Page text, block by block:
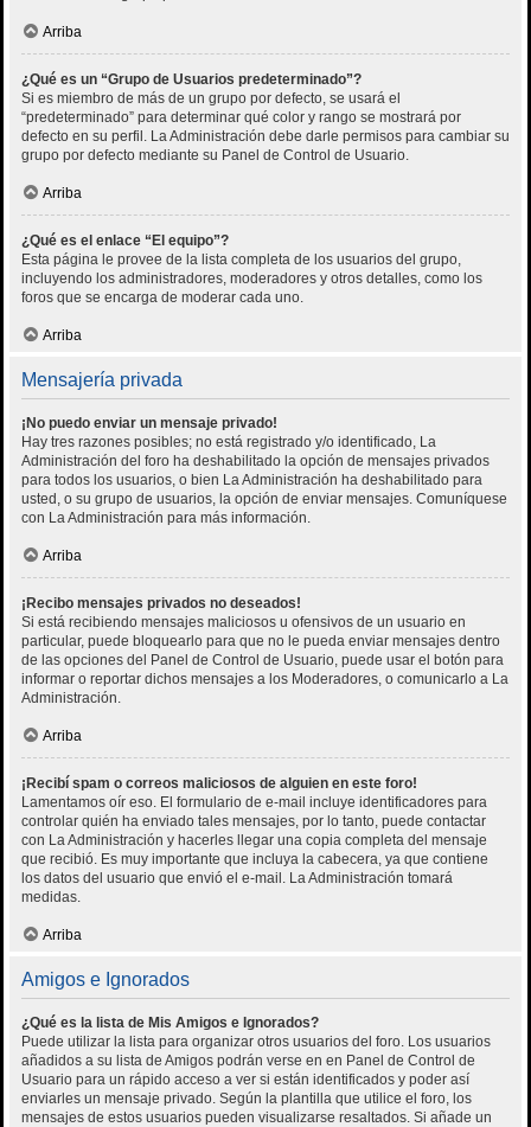
Arriba
¿Qué es un “Grupo de Usuarios predeterminado”?
Si es miembro de más de un grupo por defecto, se usará el
“predeterminado” para determinar qué color y rango se mostrará por
defecto en su perfil. La Administración debe darle permisos para cambiar su
grupo por defecto mediante su Panel de Control de Usuario.
Arriba
¿Qué es el enlace “El equipo”?
Esta página le provee de la lista completa de los usuarios del grupo,
incluyendo los administradores, moderadores y otros detalles, como los
foros que se encarga de moderar cada uno.
Arriba
Mensajería privada
¡No puedo enviar un mensaje privado!
Hay tres razones posibles; no está registrado y/o identificado, La
Administración del foro ha deshabilitado la opción de mensajes privados
para todos los usuarios, o bien La Administración ha deshabilitado para
usted, o su grupo de usuarios, la opción de enviar mensajes. Comuníquese
con La Administración para más información.
Arriba
¡Recibo mensajes privados no deseados!
Si está recibiendo mensajes maliciosos u ofensivos de un usuario en
particular, puede bloquearlo para que no le pueda enviar mensajes dentro
de las opciones del Panel de Control de Usuario, puede usar el botón para
informar o reportar dichos mensajes a los Moderadores, o comunicarlo a La
Administración.
Arriba
¡Recibí spam o correos maliciosos de alguien en este foro!
Lamentamos oír eso. El formulario de e-mail incluye identificadores para
controlar quién ha enviado tales mensajes, por lo tanto, puede contactar
con La Administración y hacerles llegar una copia completa del mensaje
que recibió. Es muy importante que incluya la cabecera, ya que contiene
los datos del usuario que envió el e-mail. La Administración tomará
medidas.
Arriba
Amigos e Ignorados
¿Qué es la lista de Mis Amigos e Ignorados?
Puede utilizar la lista para organizar otros usuarios del foro. Los usuarios
añadidos a su lista de Amigos podrán verse en en Panel de Control de
Usuario para un rápido acceso a ver si están identificados y poder así
enviarles un mensaje privado. Según la plantilla que utilice el foro, los
mensajes de estos usuarios pueden visualizarse resaltados. Si añade un